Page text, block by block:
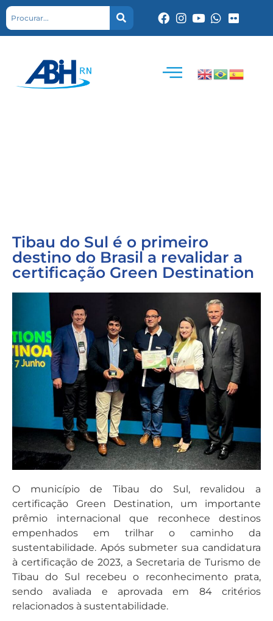
Tibau do Sul é o primeiro
destino do Brasil a revalidar a
certificação Green Destination
O município de Tibau do Sul, revalidou a
certificação Green Destination, um importante
prêmio internacional que reconhece destinos
empenhados em trilhar o caminho da
sustentabilidade. Após submeter sua candidatura
à certificação de 2023, a Secretaria de Turismo de
Tibau do Sul recebeu o reconhecimento prata,
sendo avaliada e aprovada em 84 critérios
relacionados à sustentabilidade.